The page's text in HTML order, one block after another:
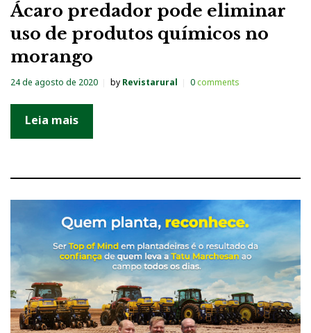
Ácaro predador pode eliminar
uso de produtos químicos no
morango
24 de agosto de 2020 by Revistarural 0comments
Leia mais